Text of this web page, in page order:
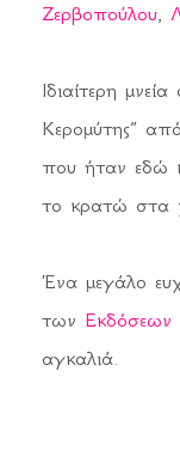
Ζερβοπούλου,
Ιδιαίτερη
Κερομύτης”
που ήταν εδώ
το κρατώ στα
Ένα μεγάλο
των Εκδόσεων
αγκαλιά.